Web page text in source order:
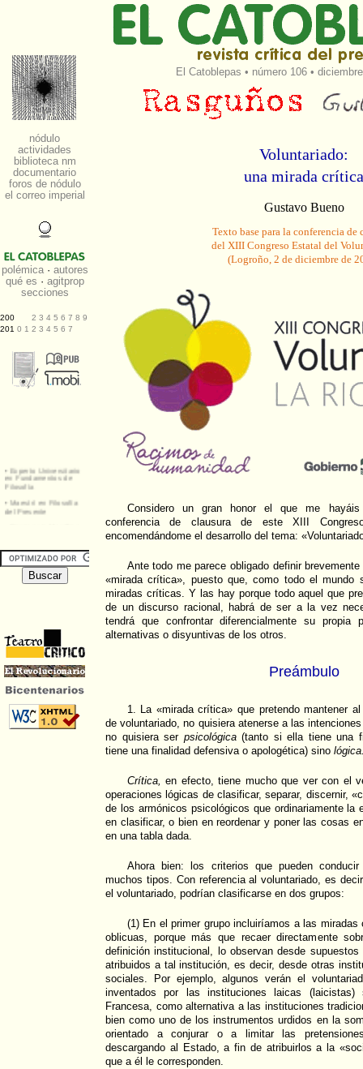
El Catoblepas • número 106•
Voluntariado:
una mirada crítica
Gustavo Bueno
Texto base para la conferencia de
del XIII Congreso Estatal del
(Logroño, 2 de diciembre de
Considero un gran honor el que me
conferencia de clausura de este XIII
encomendándome el desarrollo del tema:
Ante todo me parece obligado definir
«mirada crítica», puesto que, como todo el mundo
miradas críticas. Y las hay porque todo aquel que
de un discurso racional, habrá de ser a la vez
tendrá que confrontar diferencialmente su propia
alternativas o disyuntivas de los otros.
Preámbulo
1. La «mirada crítica» que pretendo mantener
de voluntariado, no quisiera atenerse a las
no quisiera ser psicológica(tanto si ella tiene una
tiene una finalidad defensiva o apologética) sino
Crítica, en efecto, tiene mucho que ver con el
operaciones lógicas de clasificar, separar, discernir,
de los armónicos psicológicos que ordinariamente la
en clasificar, o bien en reordenar y poner las cosas
en una tabla dada.
Ahora bien: los criterios que pueden
muchos tipos. Con referencia al voluntariado, es
el voluntariado, podrían clasificarse en dos grupos:
(1) En el primer grupo incluiríamos a las
oblicuas, porque más que recaer directamente
definición institucional, lo observan desde
atribuidos a tal institución, es decir, desde otras
sociales. Por ejemplo, algunos verán el
inventados por las instituciones laicas (laicistas)
Francesa, como alternativa a las instituciones
bien como uno de los instrumentos urdidos en la
orientado a conjurar o a limitar las
descargando al Estado, a fin de atribuirlos a la
que a él le corresponden.